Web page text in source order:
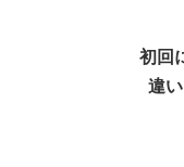
初回
違